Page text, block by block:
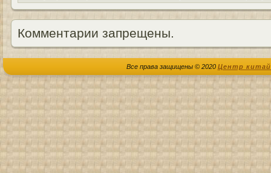
Комментарии запрещены.
Все права защищены © 2020 Центр